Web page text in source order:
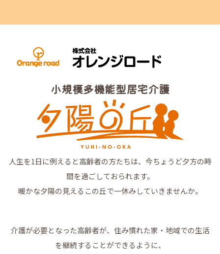
小規模多機能型居宅介護
人生を1日に例えると高齢者の方たちは、今ちょうど夕方の時
間を過ごしておられます。
暖かな夕陽の見えるこの丘で一休みしていきませんか。
介護が必要となった高齢者が、住み慣れた家・地域での生活
を継続することができるように、